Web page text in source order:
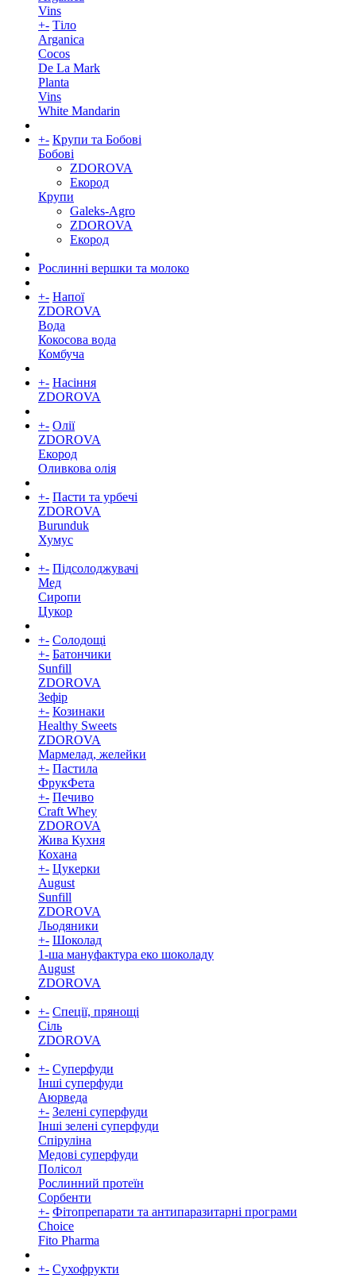
Vins
+- Тіло
Arganica
Cocos
De La Mark
Planta
Vins
White Mandarin
+- Крупи та Бобові
Бобові
ZDOROVA
Екород
Крупи
Galeks-Agro
ZDOROVA
Екород
Рослинні вершки та молоко
+- Напої
ZDOROVA
Вода
Кокосова вода
Комбуча
+- Насіння
ZDOROVA
+- Олії
ZDOROVA
Екород
Оливкова олія
+- Пасти та урбечі
ZDOROVA
Burunduk
Хумус
+- Підсолоджувачі
Мед
Сиропи
Цукор
+- Солодощі
+- Батончики
Sunfill
ZDOROVA
Зефір
+- Козинаки
Healthy Sweets
ZDOROVA
Мармелад, желейки
+- Пастила
ФрукФета
+- Печиво
Craft Whey
ZDOROVA
Жива Кухня
Кохана
+- Цукерки
August
Sunfill
ZDOROVA
Льодяники
+- Шоколад
1-ша мануфактура еко шоколаду
August
ZDOROVA
+- Спеції, прянощі
Cіль
ZDOROVA
+- Суперфуди
Інші суперфуди
Аюрведа
+- Зелені суперфуди
Інші зелені суперфуди
Спіруліна
Медові суперфуди
Полісол
Рослинний протеїн
Сорбенти
+- Фітопрепарати та антипаразитарні програми
Choice
Fito Pharma
+- Сухофрукти